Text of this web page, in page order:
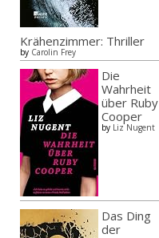
Krähenzimmer: Thriller
by Carolin Frey
Die
Wahrheit
über Ruby
Cooper
by Liz Nugent
Das Ding
der